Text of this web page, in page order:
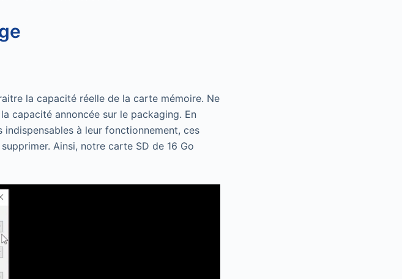
la capacité réelle de la carte mémoire. Ne
capacité annoncée sur le packaging. En
à leur fonctionnement, ces
Ainsi, notre carte SD de 16 Go